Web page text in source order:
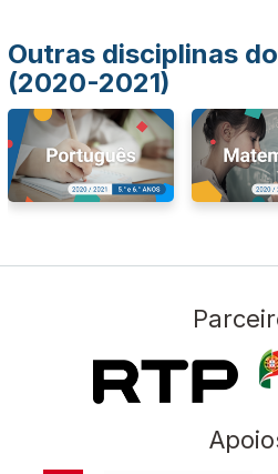
Outras disciplinas
(2020-2021)